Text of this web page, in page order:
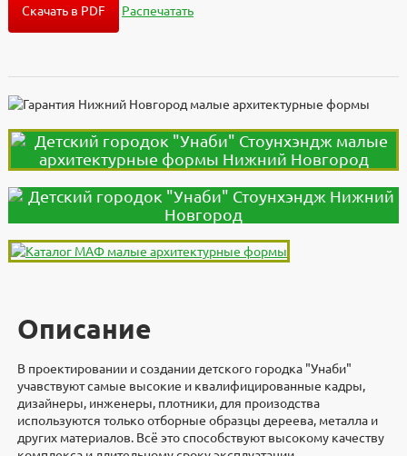
Скачать в PDF Распечатать
Описание
В проектировании и создании детского городка "Унаби"
учавствуют самые высокие и квалифицированные кадры,
дизайнеры, инженеры, плотники, для произодства
используются только отборные образцы дереева, металла и
других материалов. Всё это способствуют высокому качеству